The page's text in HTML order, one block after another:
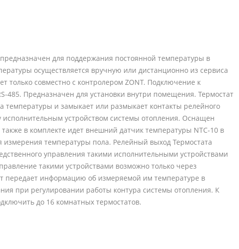
для поддержания постоянной температуры в
осуществляется вручную или дистанционно из сервиса
только совместно с контролером ZONT. Подключение к
485. Предназначен для установки внутри помещения. Термостат
температуры и замыкает или размыкает контакты релейного
устройством системы отопления. Оснащен
в комплекте идет внешний датчик температуры NTC-10 в
измерения температуры пола. Релейный выход Термостата
управления такими исполнительными устройствами
такими устройствами возможно только через
передает информацию об измеряемой им температуре в
при регулировании работы контура системы отопления. К
до 16 комнатных термостатов.